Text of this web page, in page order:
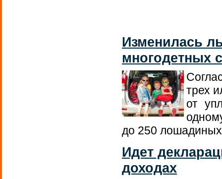
Изменилась
многодетных
трех
от
до 250
Идет
доходах